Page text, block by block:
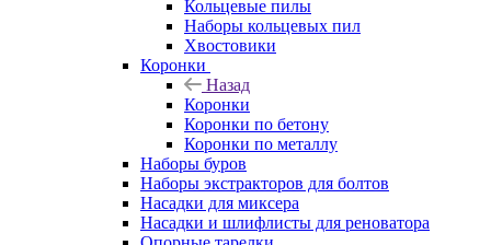
Кольцевые пилы
Наборы кольцевых пил
Хвостовики
Коронки
Назад
Коронки
Коронки по бетону
Коронки по металлу
Наборы буров
Наборы экстракторов для болтов
Насадки для миксера
Насадки и шлифлисты для реноватора